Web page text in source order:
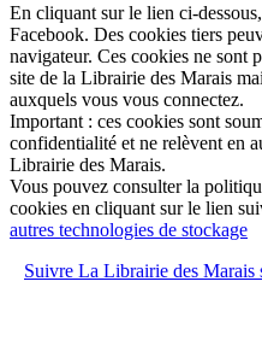
En cliquant sur le lien ci-
Facebook. Des cookies tiers
navigateur. Ces cookies ne sont
site de la Librairie des Marais
auxquels vous vous connectez.
Important : ces cookies sont
confidentialité et ne relèvent en
Librairie des Marais.
Vous pouvez consulter la
cookies en cliquant sur le lien
autres technologies de stockage
Suivre La Librairie des Marais